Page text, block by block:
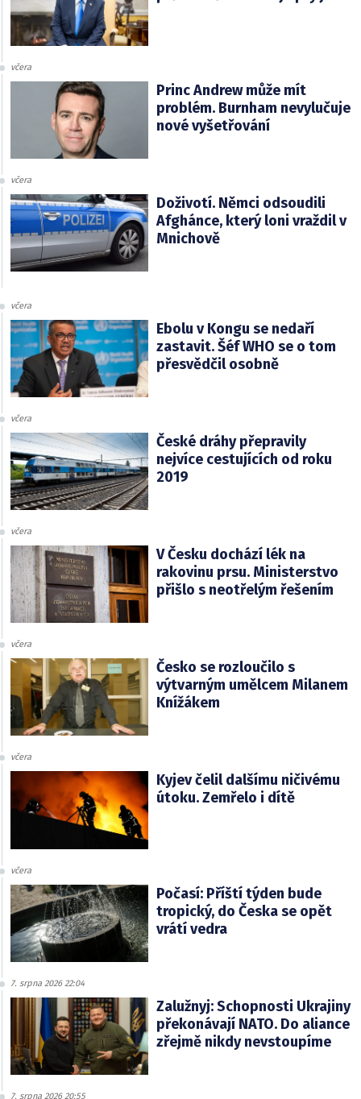
včera
Princ Andrew může mít
problém. Burnham nevylučuje
nové vyšetřování
včera
Doživotí. Němci odsoudili
Afghánce, který loni vraždil v
Mnichově
včera
Ebolu v Kongu se nedaří
zastavit. Šéf WHO se o tom
přesvědčil osobně
včera
České dráhy přepravily
nejvíce cestujících od roku
2019
včera
V Česku dochází lék na
rakovinu prsu. Ministerstvo
přišlo s neotřelým řešením
včera
Česko se rozloučilo s
výtvarným umělcem Milanem
Knížákem
včera
Kyjev čelil dalšímu ničivému
útoku. Zemřelo i dítě
včera
Počasí: Příští týden bude
tropický, do Česka se opět
vrátí vedra
7. srpna 2026 22:04
Zalužnyj: Schopnosti Ukrajiny
překonávají NATO. Do aliance
zřejmě nikdy nevstoupíme
7. srpna 2026 20:55